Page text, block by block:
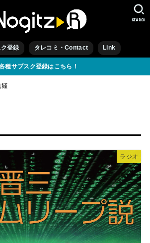
登録 タレコミ・Contact Link
SEARCH
種サブスク登録はこちら！
饉
ラジオ